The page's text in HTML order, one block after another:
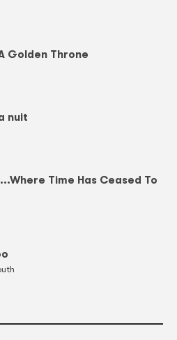
Golden Throne
nuit
Time Has Ceased To